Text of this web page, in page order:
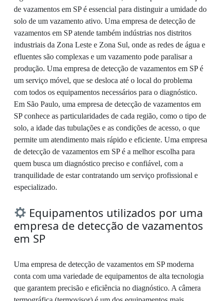
de vazamentos em SP é essencial para distinguir a umidade do
solo de um vazamento ativo. Uma empresa de detecção de
vazamentos em SP atende também indústrias nos distritos
industriais da Zona Leste e Zona Sul, onde as redes de água e
efluentes são complexas e um vazamento pode paralisar a
produção. Uma empresa de detecção de vazamentos em SP é
um serviço móvel, que se desloca até o local do problema
com todos os equipamentos necessários para o diagnóstico.
Em São Paulo, uma empresa de detecção de vazamentos em
SP conhece as particularidades de cada região, como o tipo de
solo, a idade das tubulações e as condições de acesso, o que
permite um atendimento mais rápido e eficiente. Uma empresa
de detecção de vazamentos em SP é a melhor escolha para
quem busca um diagnóstico preciso e confiável, com a
tranquilidade de estar contratando um serviço profissional e
especializado.
Equipamentos utilizados por uma
empresa de detecção de vazamentos
em SP
Uma empresa de detecção de vazamentos em SP moderna
conta com uma variedade de equipamentos de alta tecnologia
que garantem precisão e eficiência no diagnóstico. A câmera